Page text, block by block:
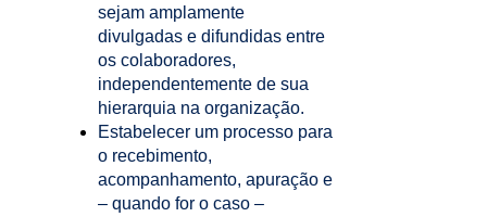
sejam amplamente
divulgadas e difundidas entre
os colaboradores,
independentemente de sua
hierarquia na organização.
Estabelecer um processo para
o recebimento,
acompanhamento, apuração e
– quando for o caso –